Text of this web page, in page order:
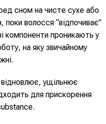
сном на чисте сухе або
поки волосся “відпочиває”
компоненти проникають у
на яку звичайному
ущільнює
для прискорення